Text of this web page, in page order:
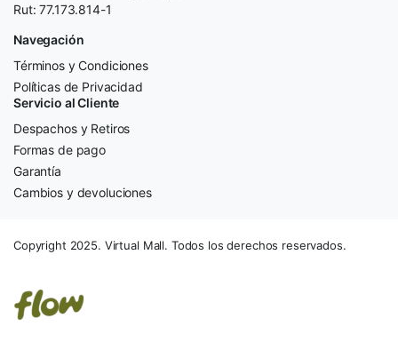
Rut: 77.173.814-1
Navegación
Términos y Condiciones
Políticas de Privacidad
Servicio al Cliente
Despachos y Retiros
Formas de pago
Garantía
Cambios y devoluciones
Copyright 2025. Virtual Mall. Todos los derechos reservados.